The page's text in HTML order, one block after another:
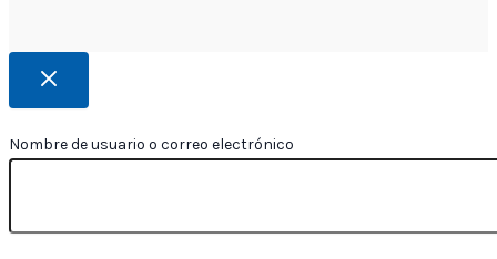
Nombre de usuario o correo electrónico